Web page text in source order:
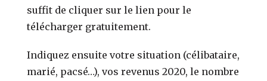
suffit de cliquer sur le lien pour le
télécharger gratuitement.
Indiquez ensuite votre situation (célibataire,
marié, pacsé…), vos revenus 2020, le nombre